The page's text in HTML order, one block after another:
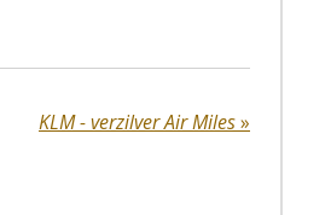
KLM - verzilver Air Miles»